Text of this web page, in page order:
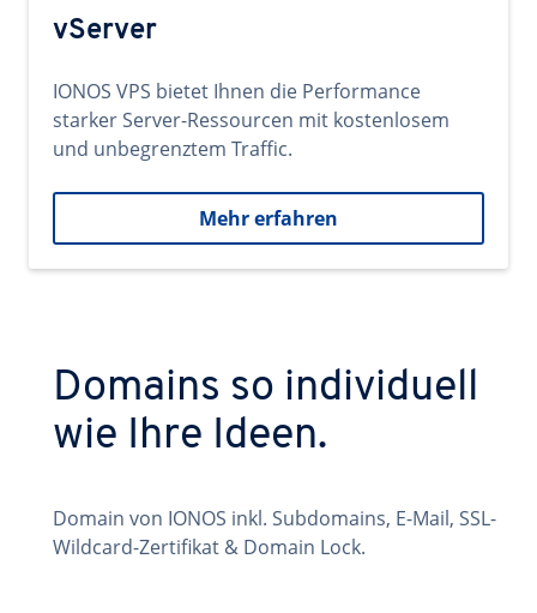
vServer
IONOS VPS bietet Ihnen die Performance
starker Server-Ressourcen mit kostenlosem
und unbegrenztem Traffic.
Mehr erfahren
Domains so individuell
wie Ihre Ideen.
Domain von IONOS inkl. Subdomains, E-Mail, SSL-
Wildcard-Zertifikat & Domain Lock.